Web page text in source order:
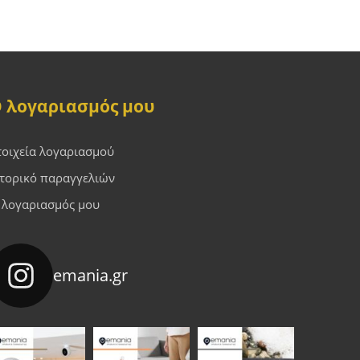
λογαριασμός μου
λογαριασμού
παραγγελιών
μου
emania.gr